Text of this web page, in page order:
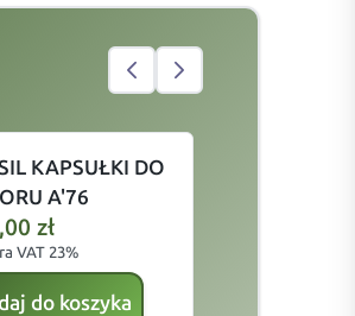
KAPSUŁKI DO
A'76
zł
VAT 23%
do koszyka